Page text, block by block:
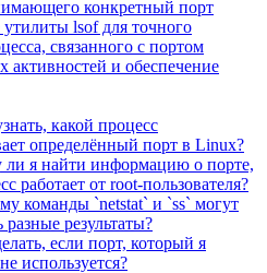
конкретный порт
lsof для точного
связанного с портом
активностей и обеспечение
какой процесс
определённый порт в Linux?
я найти информацию о порте,
работает от root-пользователя?
команды `netstat` и `ss` могут
разные результаты?
если порт, который я
используется?